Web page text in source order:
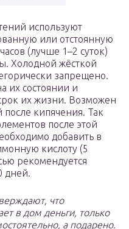
используют
или отстоянную
(лучше 1–2 суток)
Холодной жёсткой
запрещено.
их состоянии и
их жизни. Возможен
кипячения. Так
после этой
добавить в
кислоту (5
рекомендуется
дней.
что
в дом деньги, только
а подарено.